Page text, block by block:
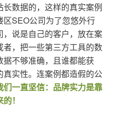
数据的，这样的真实案例
SEO公司为了忽悠外行
说是自己的客户，放在案
，把一些第三方工具的数
不够准确，且谁都能获
实性。连案例都造假的公
们一直坚信：品牌实力是靠
！